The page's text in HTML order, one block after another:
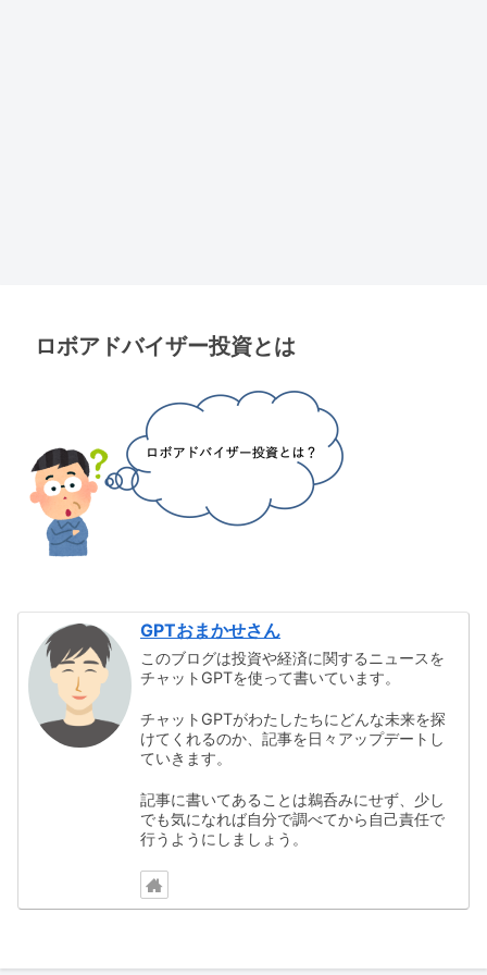
ロボアドバイザー投資とは
GPTおまかせさん
このブログは投資や経済に関するニュースを
チャットGPTを使って書いています。
チャットGPTがわたしたちにどんな未来を探
けてくれるのか、記事を日々アップデートし
ていきます。
記事に書いてあることは鵜呑みにせず、少し
でも気になれば自分で調べてから自己責任で
行うようにしましょう。